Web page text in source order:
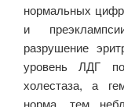
нормальных
и
разрушение
уровень ЛДГ
холестаза, а
норма, тем